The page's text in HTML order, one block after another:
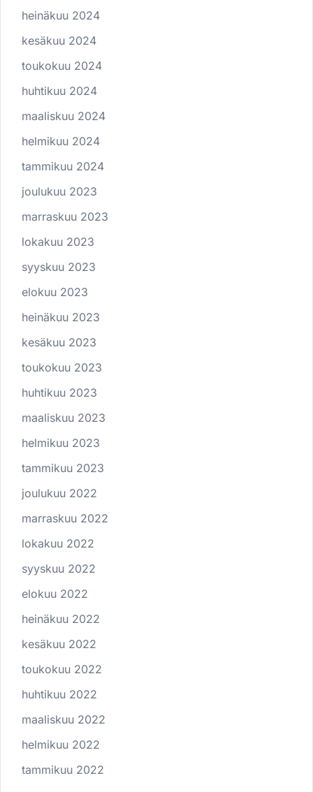
heinäkuu 2024
kesäkuu 2024
toukokuu 2024
huhtikuu 2024
maaliskuu 2024
helmikuu 2024
tammikuu 2024
joulukuu 2023
marraskuu 2023
lokakuu 2023
syyskuu 2023
elokuu 2023
heinäkuu 2023
kesäkuu 2023
toukokuu 2023
huhtikuu 2023
maaliskuu 2023
helmikuu 2023
tammikuu 2023
joulukuu 2022
marraskuu 2022
lokakuu 2022
syyskuu 2022
elokuu 2022
heinäkuu 2022
kesäkuu 2022
toukokuu 2022
huhtikuu 2022
maaliskuu 2022
helmikuu 2022
tammikuu 2022